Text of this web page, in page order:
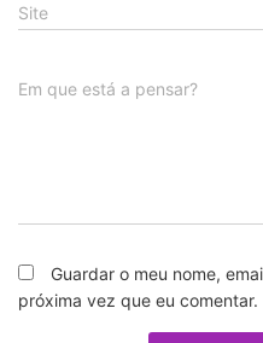
Site
Em que está a pensar?
Guardar o meu nome,
próxima vez que eu comentar.